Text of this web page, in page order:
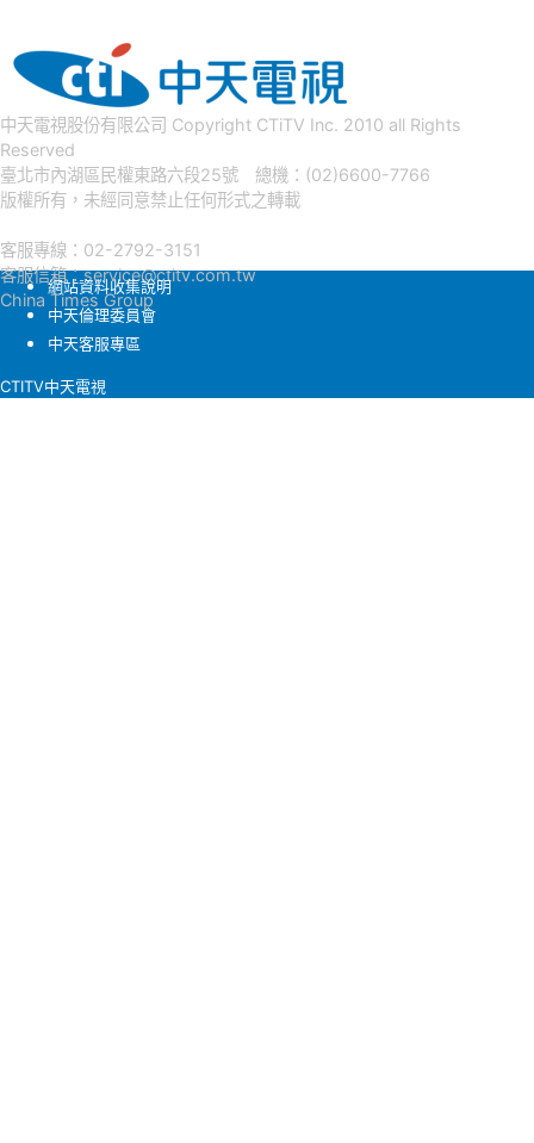
中天電視股份有限公司 Copyright CTiTV Inc. 2010 all Rights
Reserved
臺北市內湖區民權東路六段25號 總機：(02)6600-7766
版權所有，未經同意禁止任何形式之轉載
客服專線：02-2792-3151
客服信箱：service@ctitv.com.tw
China Times Group
網站資料收集說明
中天倫理委員會
中天客服專區
CTITV中天電視